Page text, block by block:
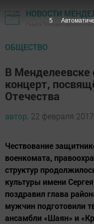
НОВОСТИ
Газета "Менделеевские
ОБЩЕСТВО
В Менделеевске
концерт,
Отечества
автор, 22 февраля
Чествование
военкомата,
структур
культуры имени
поздравил глава
мужчин подготовили
ансамбли «Шаян» и
4